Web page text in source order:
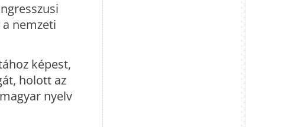
nemzeti
képest,
holott az
nyelv